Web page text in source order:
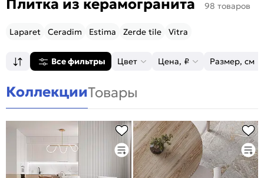
Плитка из керамогранита 98 товаров
Laparet Ceradim Estima Zerde tile Vitra
Все фильтры Цвет Цена, ₽ Размер, см
КоллекцииТовары